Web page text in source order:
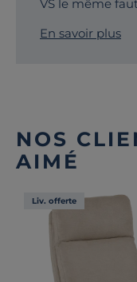
VS le même
En savoir plus
NOS
AIMÉ
Liv. offerte